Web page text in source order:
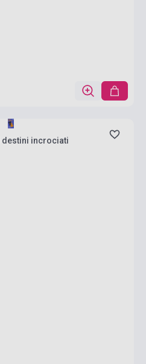
destini incrociati